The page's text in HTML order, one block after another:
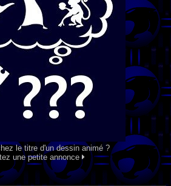
le titre d'un dessin animé ?
une petite annonce